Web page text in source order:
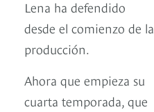
Lena ha defendido
desde el comienzo de la
producción.
Ahora que empieza su
cuarta temporada, que